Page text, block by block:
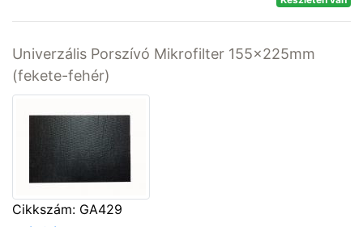
Univerzális Porszívó Mikrofilter 155x225mm
(fekete-fehér)
Cikkszám: GA429